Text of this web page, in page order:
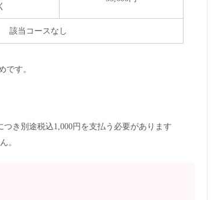
該当コースなし
です。
き別途税込1,000円を支払う必要があります
。